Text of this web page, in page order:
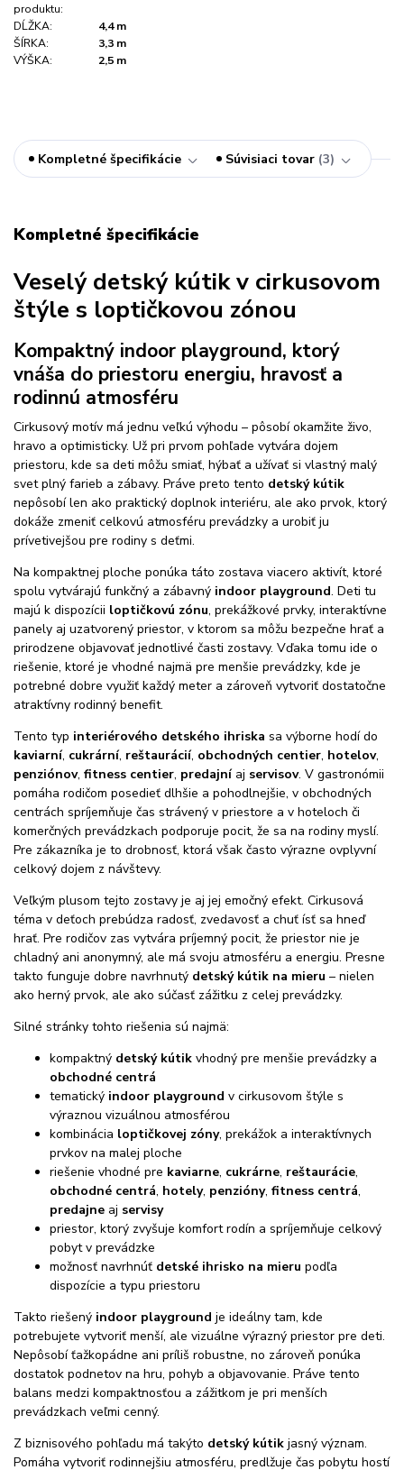
produktu:
DĹŽKA:
4,4 m
ŠÍRKA:
3,3 m
VÝŠKA:
2,5 m
Kompletné špecifikácie Súvisiaci tovar 3
Kompletné špecifikácie
Veselý detský kútik v cirkusovom
štýle s loptičkovou zónou
Kompaktný indoor playground, ktorý
vnáša do priestoru energiu, hravosť a
rodinnú atmosféru
Cirkusový motív má jednu veľkú výhodu – pôsobí okamžite živo,
hravo a optimisticky. Už pri prvom pohľade vytvára dojem
priestoru, kde sa deti môžu smiať, hýbať a užívať si vlastný malý
svet plný farieb a zábavy. Práve preto tento detský kútik
nepôsobí len ako praktický doplnok interiéru, ale ako prvok, ktorý
dokáže zmeniť celkovú atmosféru prevádzky a urobiť ju
prívetivejšou pre rodiny s deťmi.
Na kompaktnej ploche ponúka táto zostava viacero aktivít, ktoré
spolu vytvárajú funkčný a zábavný indoor playground. Deti tu
majú k dispozícii loptičkovú zónu, prekážkové prvky, interaktívne
panely aj uzatvorený priestor, v ktorom sa môžu bezpečne hrať a
prirodzene objavovať jednotlivé časti zostavy. Vďaka tomu ide o
riešenie, ktoré je vhodné najmä pre menšie prevádzky, kde je
potrebné dobre využiť každý meter a zároveň vytvoriť dostatočne
atraktívny rodinný benefit.
Tento typ interiérového detského ihriska sa výborne hodí do
kaviarní, cukrární, reštaurácií, obchodných centier, hotelov,
penziónov, fitness centier, predajníaj servisov. V gastronómii
pomáha rodičom posedieť dlhšie a pohodlnejšie, v obchodných
centrách spríjemňuje čas strávený v priestore a v hoteloch či
komerčných prevádzkach podporuje pocit, že sa na rodiny myslí.
Pre zákazníka je to drobnosť, ktorá však často výrazne ovplyvní
celkový dojem z návštevy.
Veľkým plusom tejto zostavy je aj jej emočný efekt. Cirkusová
téma v deťoch prebúdza radosť, zvedavosť a chuť ísť sa hneď
hrať. Pre rodičov zas vytvára príjemný pocit, že priestor nie je
chladný ani anonymný, ale má svoju atmosféru a energiu. Presne
takto funguje dobre navrhnutý detský kútik na mieru – nielen
ako herný prvok, ale ako súčasť zážitku z celej prevádzky.
Silné stránky tohto riešenia sú najmä:
kompaktný detský kútik vhodný pre menšie prevádzky a
obchodné centrá
tematický indoor playground v cirkusovom štýle s
výraznou vizuálnou atmosférou
kombinácia loptičkovej zóny, prekážok a interaktívnych
prvkov na malej ploche
riešenie vhodné pre kaviarne, cukrárne, reštaurácie,
obchodné centrá, hotely, penzióny, fitness centrá,
predajne aj servisy
priestor, ktorý zvyšuje komfort rodín a spríjemňuje celkový
pobyt v prevádzke
možnosť navrhnúť detské ihrisko na mieru podľa
dispozície a typu priestoru
Takto riešený indoor playground je ideálny tam, kde
potrebujete vytvoriť menší, ale vizuálne výrazný priestor pre deti.
Nepôsobí ťažkopádne ani príliš robustne, no zároveň ponúka
dostatok podnetov na hru, pohyb a objavovanie. Práve tento
balans medzi kompaktnosťou a zážitkom je pri menších
prevádzkach veľmi cenný.
Z biznisového pohľadu má takýto detský kútik jasný význam.
Pomáha vytvoriť rodinnejšiu atmosféru, predlžuje čas pobytu hostí